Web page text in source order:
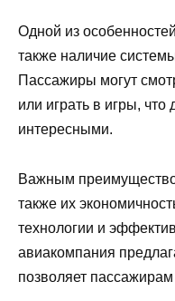
Одной из
также наличие
Пассажиры могут
или играть в игры,
интересными.
Важным
также их
технологии и
авиакомпания
позволяет